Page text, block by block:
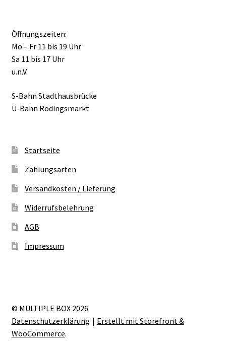
Öffnungszeiten:
Mo – Fr 11 bis 19 Uhr
Sa 11 bis 17 Uhr
u.n.V.
S-Bahn Stadthausbrücke
U-Bahn Rödingsmarkt
Startseite
Zahlungsarten
Versandkosten / Lieferung
Widerrufsbelehrung
AGB
Impressum
© MULTIPLE BOX 2026
Datenschutzerklärung
Erstellt mit Storefront &
WooCommerce.